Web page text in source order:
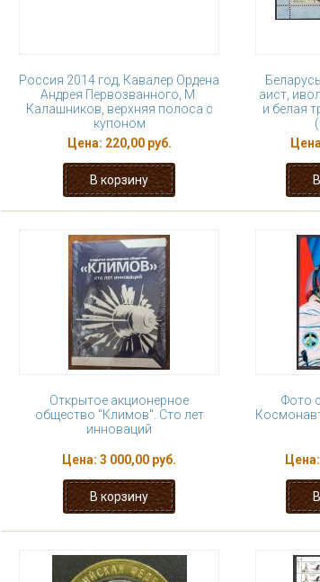
Россия 2014 год, Кавалер Ордена
Андрея Первозванного, М.
Калашников, верхняя полоса с
купоном
Цена: 220,00 руб.
аист,
и белая
Открытое акционерное
общество "Климов". Сто лет
инноваций
Цена: 3 000,00 руб.
Фото
Цена: